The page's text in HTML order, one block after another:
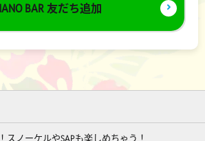
BAR 友だち追加